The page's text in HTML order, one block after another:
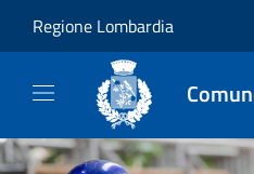
Regione Lombardia